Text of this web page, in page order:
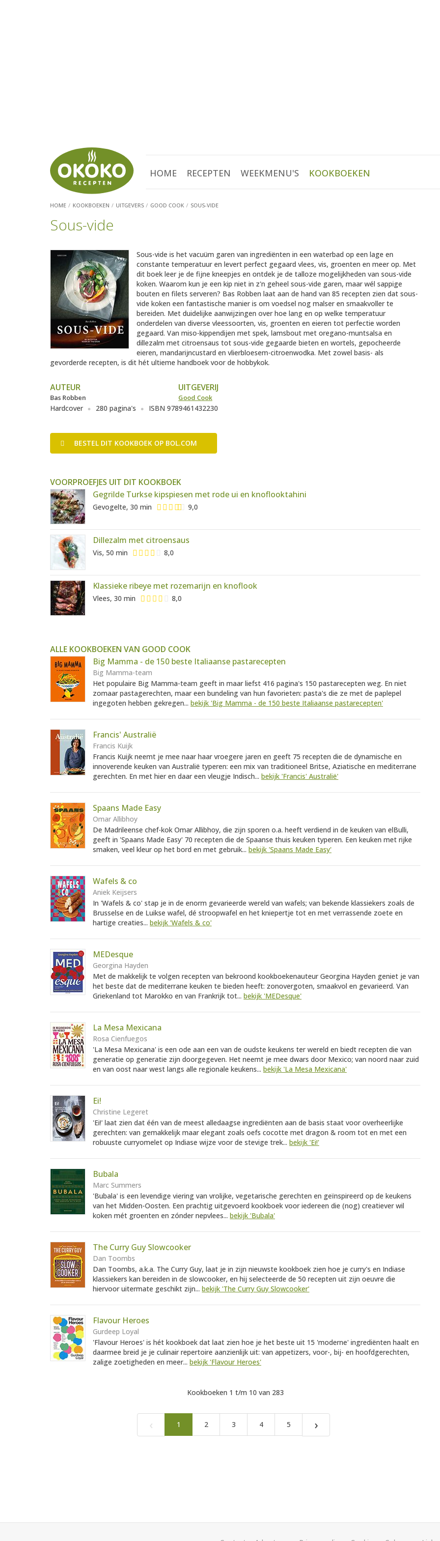
HOME RECEPTEN WEEKMENU'S KOOKBOEKEN
HOME KOOKBOEKEN UITGEVERS GOOD COOK SOUS-VIDE
Sous-vide
Sous-vide is het vacuüm garen van ingrediënten in een waterbad op een lage en
constante temperatuur en levert perfect gegaard vlees, vis, groenten en meer op. Met
dit boek leer je de fijne kneepjes en ontdek je de talloze mogelijkheden van sous-vide
koken. Waarom kun je een kip niet in z'n geheel sous-vide garen, maar wél sappige
bouten en filets serveren? Bas Robben laat aan de hand van 85 recepten zien dat sous-
vide koken een fantastische manier is om voedsel nog malser en smaakvoller te
bereiden. Met duidelijke aanwijzingen over hoe lang en op welke temperatuur
onderdelen van diverse vleessoorten, vis, groenten en eieren tot perfectie worden
gegaard. Van miso-kippendijen met spek, lamsbout met oregano-muntsalsa en
dillezalm met citroensaus tot sous-vide gegaarde bieten en wortels, gepocheerde
eieren, mandarijncustard en vlierbloesem-citroenwodka. Met zowel basis- als
gevorderde recepten, is dit hét ultieme handboek voor de hobbykok.
AUTEUR
Bas Robben
UITGEVERIJ
Good Cook
Hardcover 280 pagina's ISBN 9789461432230
BESTEL DIT KOOKBOEK OP BOL.COM
VOORPROEFJES UIT DIT KOOKBOEK
Gegrilde Turkse kipspiesen met rode ui en knoflooktahini
Gevogelte, 30 min 9,0
Dillezalm met citroensaus
Vis, 50 min 8,0
Klassieke ribeye met rozemarijn en knoflook
Vlees, 30 min 8,0
ALLE KOOKBOEKEN VAN GOOD COOK
Big Mamma - de 150 beste Italiaanse pastarecepten
Big Mamma-team
Het populaire Big Mamma-team geeft in maar liefst 416 pagina's 150 pastarecepten weg. En niet
zomaar pastagerechten, maar een bundeling van hun favorieten: pasta's die ze met de paplepel
ingegoten hebben gekregen... bekijk 'Big Mamma - de 150 beste Italiaanse pastarecepten'
Francis' Australië
Francis Kuijk
Francis Kuijk neemt je mee naar haar vroegere jaren en geeft 75 recepten die de dynamische en
innoverende keuken van Australië typeren: een mix van traditioneel Britse, Aziatische en mediterrane
gerechten. En met hier en daar een vleugje Indisch... bekijk 'Francis' Australië'
Spaans Made Easy
Omar Allibhoy
De Madrileense chef-kok Omar Allibhoy, die zijn sporen o.a. heeft verdiend in de keuken van elBulli,
geeft in 'Spaans Made Easy' 70 recepten die de Spaanse thuis keuken typeren. Een keuken met rijke
smaken, veel kleur op het bord en met gebruik... bekijk 'Spaans Made Easy'
Wafels & co
Aniek Keijsers
In 'Wafels & co' stap je in de enorm gevarieerde wereld van wafels; van bekende klassiekers zoals de
Brusselse en de Luikse wafel, dé stroopwafel en het kniepertje tot en met verrassende zoete en
hartige creaties... bekijk 'Wafels & co'
MEDesque
Georgina Hayden
Met de makkelijk te volgen recepten van bekroond kookboekenauteur Georgina Hayden geniet je van
het beste dat de mediterrane keuken te bieden heeft: zonovergoten, smaakvol en gevarieerd. Van
Griekenland tot Marokko en van Frankrijk tot... bekijk 'MEDesque'
La Mesa Mexicana
Rosa Cienfuegos
'La Mesa Mexicana' is een ode aan een van de oudste keukens ter wereld en biedt recepten die van
generatie op generatie zijn doorgegeven. Het neemt je mee dwars door Mexico; van noord naar zuid
en van oost naar west langs alle regionale keukens... bekijk 'La Mesa Mexicana'
Ei!
Christine Legeret
'Ei!' laat zien dat één van de meest alledaagse ingrediënten aan de basis staat voor overheerlijke
gerechten: van gemakkelijk maar elegant zoals oefs cocotte met dragon & room tot en met een
robuuste curryomelet op Indiase wijze voor de stevige trek... bekijk 'Ei!'
Bubala
Marc Summers
'Bubala' is een levendige viering van vrolijke, vegetarische gerechten en geïnspireerd op de keukens
van het Midden-Oosten. Een prachtig uitgevoerd kookboek voor iedereen die (nog) creatiever wil
koken mét groenten en zónder nepvlees... bekijk 'Bubala'
The Curry Guy Slowcooker
Dan Toombs
Dan Toombs, a.k.a. The Curry Guy, laat je in zijn nieuwste kookboek zien hoe je curry's en Indiase
klassiekers kan bereiden in de slowcooker, en hij selecteerde de 50 recepten uit zijn oeuvre die
hiervoor uitermate geschikt zijn... bekijk 'The Curry Guy Slowcooker'
Flavour Heroes
Gurdeep Loyal
'Flavour Heroes' is hét kookboek dat laat zien hoe je het beste uit 15 'moderne' ingrediënten haalt en
daarmee breid je je culinair repertoire aanzienlijk uit: van appetizers, voor-, bij- en hoofdgerechten,
zalige zoetigheden en meer... bekijk 'Flavour Heroes'
Kookboeken 1 t/m 10 van 283
‹ 1 2 3 4 5 ›